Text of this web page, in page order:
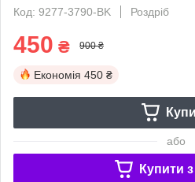
Код: 9277-3790-BK
Роздріб
450 ₴ 900 ₴
Економія 450 ₴
або
Купити з